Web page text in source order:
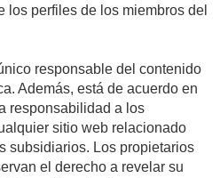
los perfiles de los miembros del
responsable del contenido
Además, está de acuerdo en
responsabilidad a los
sitio web relacionado
subsidiarios. Los propietarios
el derecho a revelar su